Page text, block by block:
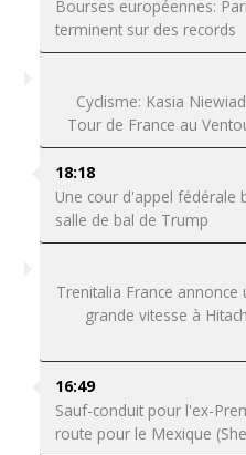
Bourses européennes:
terminent sur des records
Cyclisme: Kasia
Tour de France au
18:18
Une cour d'appel fédérale
salle de bal de Trump
Trenitalia France
grande vitesse à
16:49
Sauf-conduit pour l'ex-
route pour le Mexique